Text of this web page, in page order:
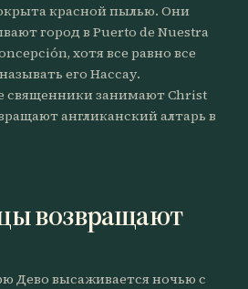
красной пылью. Они
город в Puerto de Nuestra
хотя все равно все
его Нассау.
священники занимают Christ
англиканский алтарь в
возвращают
Дево высаживается ночью с